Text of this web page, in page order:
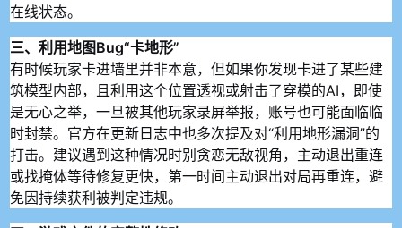
在线状态。
三、利用地图Bug“卡地形”
有时候玩家卡进墙里并非本意，但如果你发现卡进了某些建
筑模型内部，且利用这个位置透视或射击了穿模的AI，即使
是无心之举，一旦被其他玩家录屏举报，账号也可能面临临
时封禁。官方在更新日志中也多次提及对“利用地形漏洞”的
打击。建议遇到这种情况时别贪恋无敌视角，主动退出重连
或找掩体等待修复更快，第一时间主动退出对局再重连，避
免因持续获利被判定违规。